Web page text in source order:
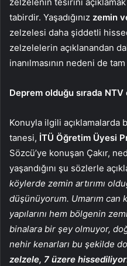
zelzelenin tesirini
tabirdir. Yaşadığınız zemin
zelzelesi daha şiddetli
zelzelelerin açıklanandan
inanılmasının nedeni de
Deprem olduğu sırada NTV
Konuyla ilgili
tanesi, İTÜ Öğretim Üyesi
Sözcü’ye konuşan Çakır,
yaşandığını şu sözlerle
köylerde zemin artırımı
düşünüyorum. Umarım can
yapılarını hem bölgenin
binalara bir şey olmuyor,
nehir kenarları bu şekilde
zelzele, 7 üzere hissediliyor